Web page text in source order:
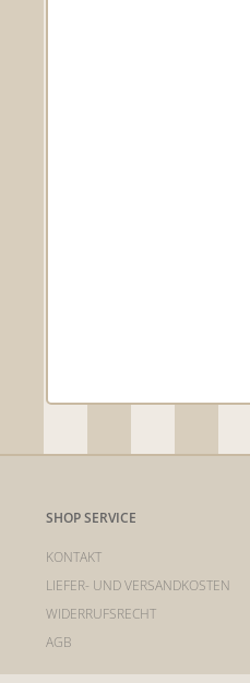
SHOP SERVICE
KONTAKT
LIEFER- UND VERSANDKOSTEN
WIDERRUFSRECHT
AGB